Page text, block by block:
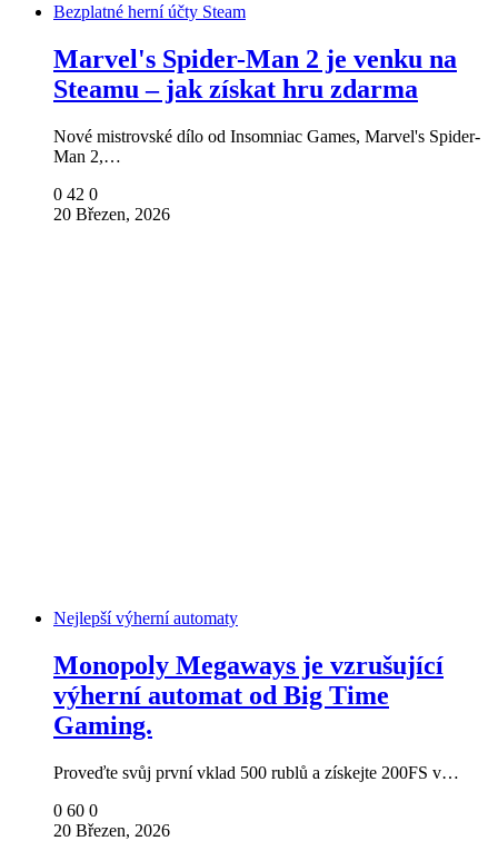
Bezplatné herní účty Steam
Marvel's Spider-Man 2 je venku na
Steamu – jak získat hru zdarma
Nové mistrovské dílo od Insomniac Games, Marvel's Spider-
Man 2,…
0 42 0
20 Březen, 2026
Nejlepší výherní automaty
Monopoly Megaways je vzrušující
výherní automat od Big Time
Gaming.
Proveďte svůj první vklad 500 rublů a získejte 200FS v…
0 60 0
20 Březen, 2026